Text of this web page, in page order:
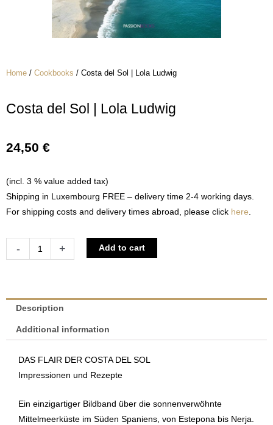
Home / Cookbooks / Costa del Sol | Lola Ludwig
Costa del Sol | Lola Ludwig
24,50 €
(incl. 3 % value added tax)
Shipping in Luxembourg FREE – delivery time 2-4 working days.
For shipping costs and delivery times abroad, please click here.
-
Costa
Lola
quantity
+ Add to cart
Description
Additional information
DAS FLAIR DER COSTA DEL SOL
Impressionen und Rezepte
Ein einzigartiger Bildband über die sonnenverwöhnte
Mittelmeerküste im Süden Spaniens, von Estepona bis Nerja.